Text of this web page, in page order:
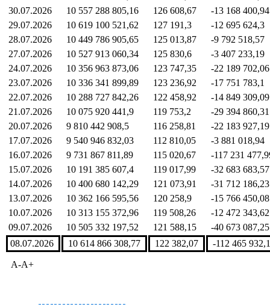
30.07.2026
10 557 288 805,16 126 608,67
-13 168 400,94
29.07.2026
10 619 100 521,62 127 191,3
-12 695 624,3
28.07.2026
10 449 786 905,65 125 013,87
-9 792 518,57
27.07.2026
10 527 913 060,34 125 830,6
-3 407 233,19
24.07.2026
10 356 963 873,06 123 747,35
-22 189 702,06
23.07.2026
10 336 341 899,89 123 236,92
-17 751 783,1
22.07.2026
10 288 727 842,26 122 458,92
-14 849 309,09
21.07.2026
10 075 920 441,9 119 753,2
-29 394 860,31
20.07.2026
9 810 442 908,5 116 258,81
-22 183 927,19
17.07.2026
9 540 946 832,03 112 810,05
-3 881 018,94
16.07.2026
9 731 867 811,89 115 020,67
-117 231
15.07.2026
10 191 385 607,4 119 017,99
-32 683 683,57
14.07.2026
10 400 680 142,29 121 073,91
-31 712 186,23
13.07.2026
10 362 166 595,56 120 258,9
-15 766 450,08
10.07.2026
10 313 155 372,96 119 508,26
-12 472 343,62
09.07.2026
10 505 332 197,52 121 588,15
-40 673 087,25
08.07.2026
10 614 866 308,77 122 382,07 -112 465 932,1